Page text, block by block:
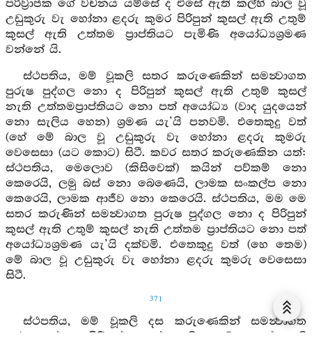
පරිව්‍රාජක ගේ වචනය යම්සේ ද එසේ ඇති කල්හි බාල වූ
උඩුකුරු වැ හෝනා ළදරු කුමර පිරිපුන් කුසල් ඇති උතුම්
කුසල් ඇති උත්තම ප්‍රාප්තියට පැමිණි අයෝධ්‍යශ්‍රමණ
වන්නේ යි.
ස්‍ථපතිය, මම් වූකලි සතර කරුණෙකින් සමන්‍වාගත
පුරුෂ පුද්ගල නො ද පිරිපුන් කුසල් ඇති උතුම් කුසල්
නැති උත්තමප්‍රාප්තියට නො පත් අයෝධ්‍ය (වාද යුදයෙන්
නො සැලිය හෙන) ශ්‍රමණ යැ’යි පනවමි. එතෙකුදු වත්
(හේ මේ බාල වූ උඩුකුරු වැ හෝනා ළදරු කුමරු
වෙසෙසා (යට කොට) සිටී. කවර සතර කරුණෙකින යත්:
ස්‍ථපතිය, මෙලොව (කිසිවෙක්) කයින් පව්කම් නො
කෙරෙයි, ලමු බස් නො බෙණෙයි, ලාමක සංකල්ප නො
කෙරෙයි, ලාමක ආජීව නො කෙරෙයි. ස්‍ථපතිය, මම මෙ
සතර කරුණින් සමන්‍වාගත පුරුෂ පුද්ගල නො ද පිරිපුන්
කුසල් ඇති උතුම් කුසල් නැති උත්තම ප්‍රාප්තියට නො පත්
අයෝධ්‍යශ්‍රමණ යැ’යි දක්වමි. එතෙකුදු වත් (හෙ තෙම)
මේ බාල වූ උඩුකුරු වැ හෝනා ළදරු කුමරු වෙසෙසා
සිටී.
371
ස්‍ථපතිය, මම් වූකලි දස කරුණෙකින් සමන්‍වාගත
පුරුෂ පුද්ගල පිරිපුන් කුසල් ඇති උතුම් කුසල් ඇති